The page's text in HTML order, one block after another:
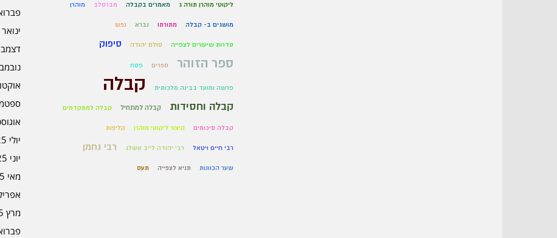
פברואר
ינואר 2026
דצמבר
נובמבר
ספטמבר
אוגוסט
יולי 2025
יוני 2025
מאי 2025
אפריל
מרץ 2025
פברואר
ליקוטי מוהרן תורה ג מאמרים בקבלה מברסלב מוהרן
מושגים ב- קבלה מתורתו נברא נפש
סדרות שיעורים לצפייה סולם יהודה סיפוק
ספר הזוהר ספרים פסח
פרשה ומועד בבינה מלכותית קבלה
קבלה וחסידות קבלה למתחיל קבלה למתקדמים
קבלה סיכומים קיצור ליקוטי מוהרן קליפות
רבי חיים ויטאל רבי יהודה לייב אשלג רבי נחמן
שער הכוונות תניא לצפייה תעס